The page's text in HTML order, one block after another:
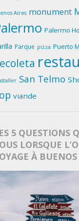
Aires monument
Palermo
Parque pizza Puerto
San Telmo
viande
5 QUESTIONS
LORSQUE
À BUENOS